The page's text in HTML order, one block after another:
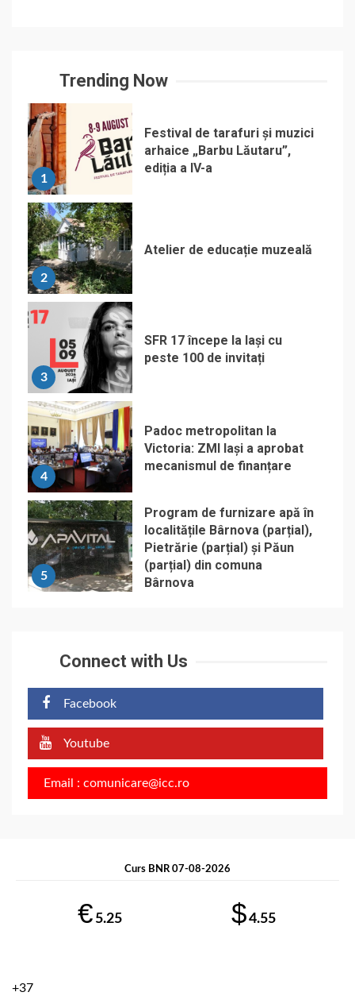
Trending Now
1
Festival de tarafuri și muzici
arhaice „Barbu Lăutaru”,
ediția a IV-a
2
Atelier de educație muzeală
3
SFR 17 începe la Iași cu
peste 100 de invitați
4
Padoc metropolitan la
Victoria: ZMI Iași a aprobat
mecanismul de finanțare
5
Program de furnizare apă în
localitățile Bârnova (parțial),
Pietrărie (parțial) și Păun
(parțial) din comuna
Bârnova
Connect with Us
Facebook
Youtube
Email : comunicare@icc.ro
Curs BNR 07-08-2026
€ 5.25 $4.55
+37